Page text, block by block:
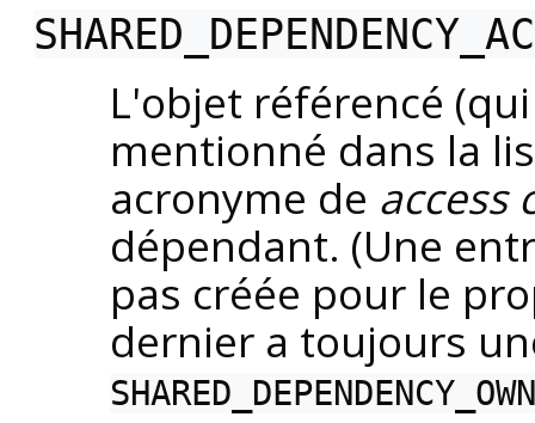
L'objet référencé
mentionné dans la
acronyme de access
dépendant. (Une
pas créée pour le
dernier a toujours